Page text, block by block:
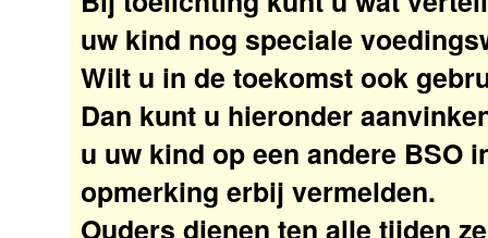
uw kind nog speciale
Wilt u in de toekomst ook
Dan kunt u hieronder
u uw kind op een andere BSO
opmerking erbij vermelden.
Ouders dienen ten alle tijden